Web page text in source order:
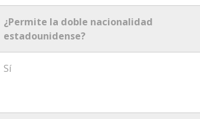
¿Permite la doble nacionalidad
estadounidense?
Sí